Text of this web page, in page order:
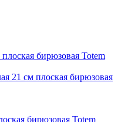
бирюзовая Totem